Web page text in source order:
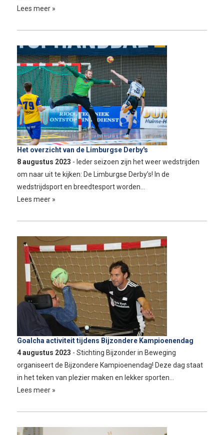
Lees meer »
Het overzicht van de Limburgse Derby's
8 augustus 2023 - Ieder seizoen zijn het weer wedstrijden
om naar uit te kijken: De Limburgse Derby’s! In de
wedstrijdsport en breedtesport worden…
Lees meer »
Goalcha activiteit tijdens Bijzondere Kampioenendag
4 augustus 2023 - Stichting Bijzonder in Beweging
organiseert de Bijzondere Kampioenendag! Deze dag staat
in het teken van plezier maken en lekker sporten…
Lees meer »